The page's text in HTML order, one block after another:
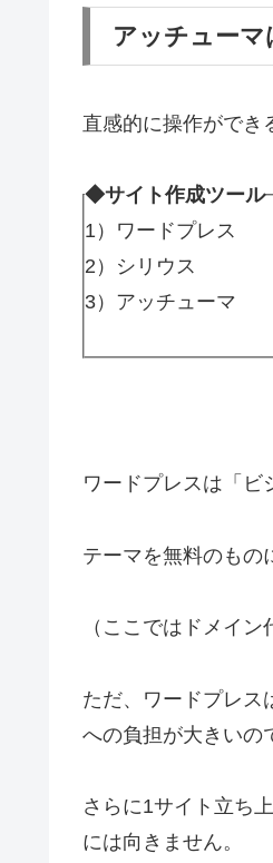
アッチュー
直感的に操作ができ
◆サイト作成ツール
1）ワードプレス
2）シリウス
3）アッチューマ
ワードプレスは「ビ
テーマを無料のもの
（ここではドメイ
ただ、ワードプレス
への負担が大きいの
さらに1サイト立ち
には向きません。